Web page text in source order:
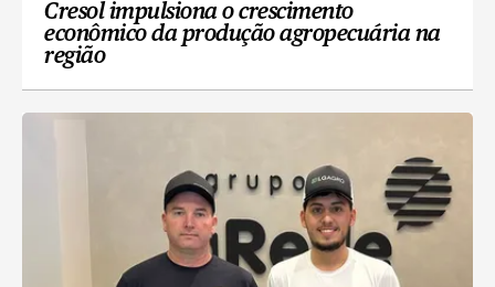
Cresol impulsiona o crescimento
econômico da produção agropecuária na
região